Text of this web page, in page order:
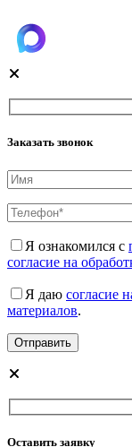
Заказать звонок
Я ознакомился с
согласие на
Я даю согласие
материалов.
Оставить заявку